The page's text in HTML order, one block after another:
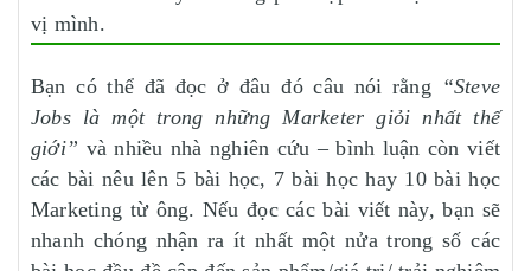
vị mình.
Bạn có thể đã đọc ở đâu đó câu nói rằng “Steve
Jobs là một trong những Marketer giỏi nhất thế
giới” và nhiều nhà nghiên cứu – bình luận còn viết
các bài nêu lên 5 bài học, 7 bài học hay 10 bài học
Marketing từ ông. Nếu đọc các bài viết này, bạn sẽ
nhanh chóng nhận ra ít nhất một nửa trong số các